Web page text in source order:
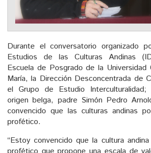
Durante el conversatorio organizado
Estudios de las Culturas Andinas
Escuela de Posgrado de la Universidad
María, la Dirección Desconcentrada de
el Grupo de Estudio
origen belga, padre Simón Pedro
convencido que las culturas andinas
profético.
“Estoy convencido que la cultura